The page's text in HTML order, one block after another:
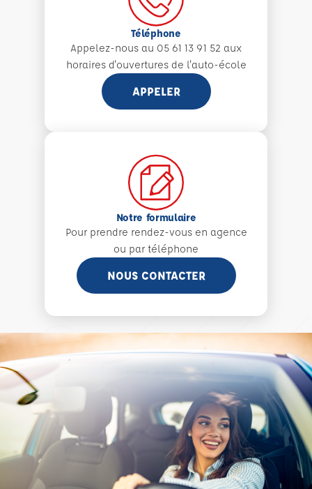
Téléphone
Appelez-nous au 05 61 13 91 52 aux
horaires d'ouvertures de l'auto-école
APPELER
Notre formulaire
Pour prendre rendez-vous en agence
ou par téléphone
NOUS CONTACTER